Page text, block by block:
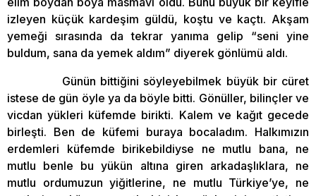
izleyen küçük kardeşim güldü, koştu ve kaçtı. Akşam
yemeği sırasında da tekrar yanıma gelip “seni yine
buldum, sana da yemek aldım” diyerek gönlümü aldı.
Günün bittiğini söyleyebilmek büyük bir cüret
istese de gün öyle ya da böyle bitti. Gönüller, bilinçler ve
vicdan yükleri küfemde birikti. Kalem ve kağıt gecede
birleşti. Ben de küfemi buraya bocaladım. Halkımızın
erdemleri küfemde birikebildiyse ne mutlu bana, ne
mutlu benle bu yükün altına giren arkadaşlıklara, ne
mutlu ordumuzun yiğitlerine, ne mutlu Türkiye’ye, ne